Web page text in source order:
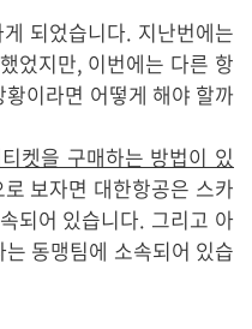
되었습니다. 지난번에는
었지만, 이번에는 다른 항
이라면 어떻게 해야 할까
켓을 구매하는 방법이 있
보자면 대한항공은 스카
되어 있습니다. 그리고 아
동맹팀에 소속되어 있습